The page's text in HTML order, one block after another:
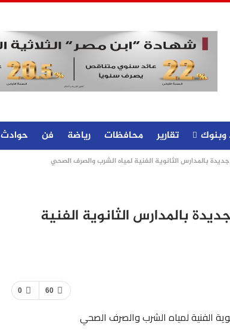
وبنوك تقارير محافظات رياضة فن حوادث
بالمدارس الثانوية الفنية لمياه الشرب والصرف الصحي
بالمدارس الثانوية الفنية
0 60
الفنية لمياه الشرب والصرف الصحي